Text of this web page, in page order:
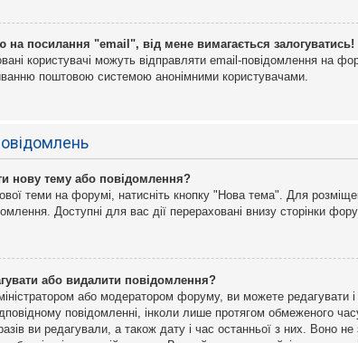
на посилання "email", від мене вимагається залогуватись!
користувачі можуть відправляти email-повідомлення
поштовою системою анонімними користувачами.
нову тему або повідомлення?
теми на форумі, натисніть кнопку "Нова тема". Для
Доступні для вас дії перераховані внизу
або видалити повідомлення?
або модератором форуму, ви можете редагувати
повідомленні, інколи лише протягом обмеженого
ви редагували, а також дату і час останньої з них.